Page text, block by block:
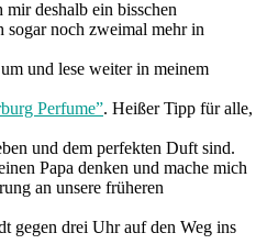
mir deshalb ein bisschen
sogar noch zweimal mehr in
und lese weiter in meinem
Perfume”. Heißer Tipp für alle,
und dem perfekten Duft sind.
Papa denken und mache mich
an unsere früheren
gegen drei Uhr auf den Weg ins